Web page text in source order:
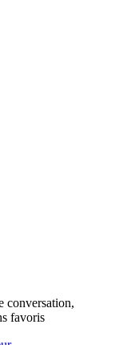
conversation,
favoris